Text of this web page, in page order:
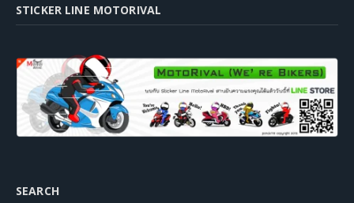
STICKER LINE MOTORIVAL
SEARCH